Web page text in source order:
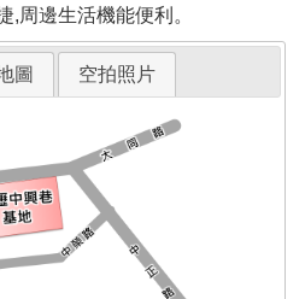
,周邊生活機能便利。
圖 空拍照片